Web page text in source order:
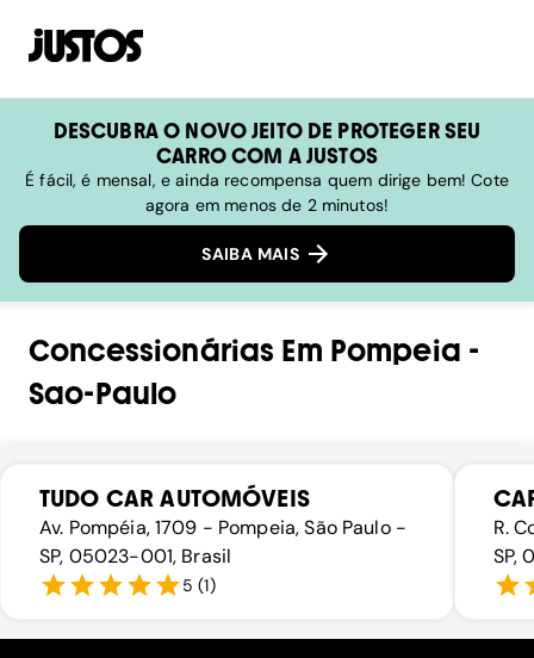
DESCUBRA O NOVO JEITO DE PROTEGER SEU
CARRO COM A JUSTOS
É fácil, é mensal, e ainda recompensa quem dirige bem! Cote
agora em menos de 2 minutos!
SAIBA MAIS
Concessionárias Em Pompeia -
Sao-Paulo
TUDO CAR AUTOMÓVEIS
Av. Pompéia, 1709 - Pompeia, São Paulo -
SP, 05023-001, Brasil
5 (1)
R.
SP,